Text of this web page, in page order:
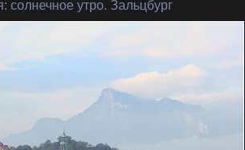
: солнечное утро. Зальцбург